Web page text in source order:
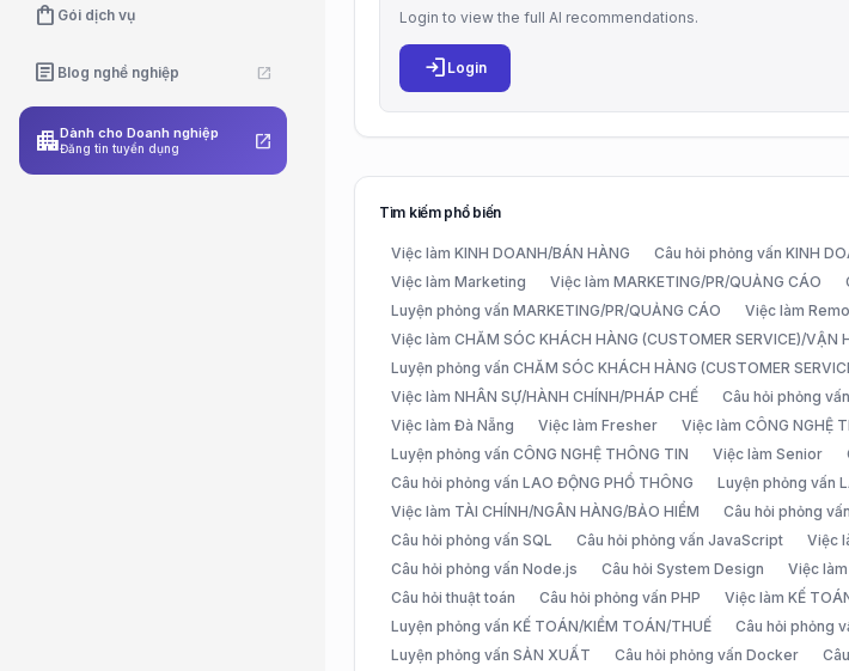
shopping_bag Gói dịch vụ
article Blog nghề nghiệp open_in_new
apartmentDành cho Doanh nghiệp
Đăng tin tuyển dụng open_in_new
Login to view the full AI recommendations.
login Login
Tìm kiếm phổ biến
Việc làm KINH DOANH/BÁN HÀNG Câu hỏi phỏng vấn KINH
Việc làm Marketing
Việc làm MARKETING/PR/QUẢNG CÁO
Luyện phỏng vấn MARKETING/PR/QUẢNG CÁO
Việc làm
Việc làm CHĂM SÓC KHÁCH HÀNG (CUSTOMER SERVICE)/VẬN
Luyện phỏng vấn CHĂM SÓC KHÁCH HÀNG (CUSTOMER
Việc làm NHÂN SỰ/HÀNH CHÍNH/PHÁP CHẾ
Câu hỏi phỏng
Việc làm Đà Nẵng
Việc làm Fresher Việc làm CÔNG NGHỆ
Luyện phỏng vấn CÔNG NGHỆ THÔNG TIN
Việc làm Senior
Câu hỏi phỏng vấn LAO ĐỘNG PHỔ THÔNG
Luyện phỏng vấn
Việc làm TÀI CHÍNH/NGÂN HÀNG/BẢO HIỂM
Câu hỏi phỏng
Câu hỏi phỏng vấn SQL
Câu hỏi phỏng vấn JavaScript Việc
Câu hỏi phỏng vấn Node.js
Câu hỏi System Design Việc
Câu hỏi thuật toán
Câu hỏi phỏng vấn PHP Việc làm KẾ
Luyện phỏng vấn KẾ TOÁN/KIỂM TOÁN/THUẾ
Câu hỏi phỏng
Luyện phỏng vấn SẢN XUẤT
Câu hỏi phỏng vấn Docker